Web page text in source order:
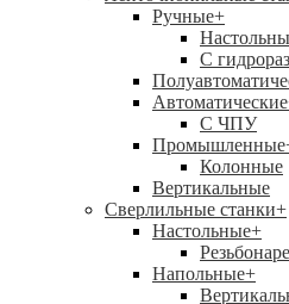
Ручные+
С
Автоматические
С ЧПУ
Промышленные
Колонные
Вертикальные
Сверлильные станки+
Настольные+
Напольные+